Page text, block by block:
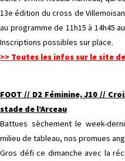
13e édition du cross de
au programme de 11h15 à 14h45
Inscriptions possibles sur place.
>> Toutes les infos sur le site
FOOT // D2 Féminine, J10 //
stade de l’Arceau
Battues sèchement le week-
milieu de tableau, nos promues
Gros défi ce dimanche avec la